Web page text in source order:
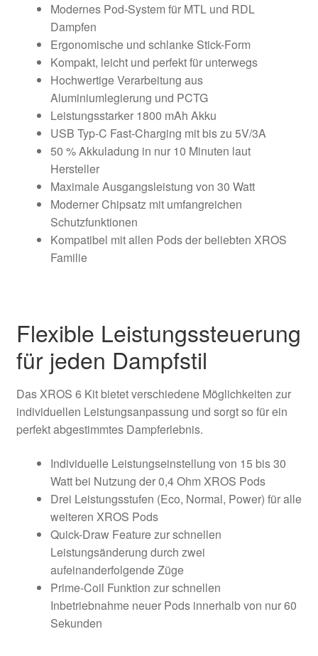
Modernes Pod-System für MTL und RDL
Dampfen
Ergonomische und schlanke Stick-Form
Kompakt, leicht und perfekt für unterwegs
Hochwertige Verarbeitung aus
Aluminiumlegierung und PCTG
Leistungsstarker 1800 mAh Akku
USB Typ-C Fast-Charging mit bis zu 5V/3A
50 % Akkuladung in nur 10 Minuten laut
Hersteller
Maximale Ausgangsleistung von 30 Watt
Moderner Chipsatz mit umfangreichen
Schutzfunktionen
Kompatibel mit allen Pods der beliebten XROS
Familie
Flexible Leistungssteuerung
für jeden Dampfstil
Das XROS 6 Kit bietet verschiedene Möglichkeiten zur
individuellen Leistungsanpassung und sorgt so für ein
perfekt abgestimmtes Dampferlebnis.
Individuelle Leistungseinstellung von 15 bis 30
Watt bei Nutzung der 0,4 Ohm XROS Pods
Drei Leistungsstufen (Eco, Normal, Power) für alle
weiteren XROS Pods
Quick-Draw Feature zur schnellen
Leistungsänderung durch zwei
aufeinanderfolgende Züge
Prime-Coil Funktion zur schnellen
Inbetriebnahme neuer Pods innerhalb von nur 60
Sekunden